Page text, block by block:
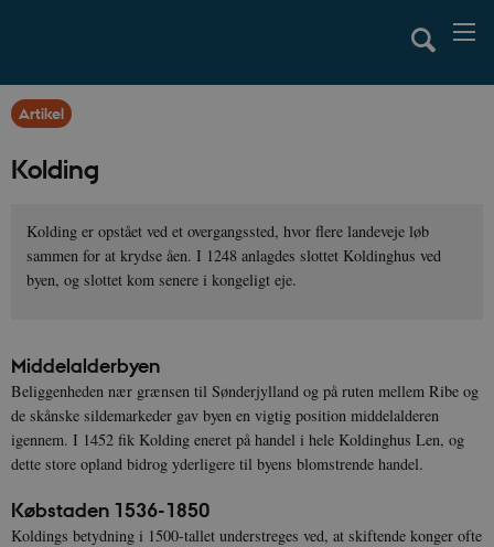
Artikel
Kolding
Kolding er opstået ved et overgangssted, hvor flere landeveje løb
sammen for at krydse åen. I 1248 anlagdes slottet Koldinghus ved
byen, og slottet kom senere i kongeligt eje.
Middelalderbyen
Beliggenheden nær grænsen til Sønderjylland og på ruten mellem Ribe og
de skånske sildemarkeder gav byen en vigtig position middelalderen
igennem. I 1452 fik Kolding eneret på handel i hele Koldinghus Len, og
dette store opland bidrog yderligere til byens blomstrende handel.
Købstaden 1536-1850
Koldings betydning i 1500-tallet understreges ved, at skiftende konger ofte